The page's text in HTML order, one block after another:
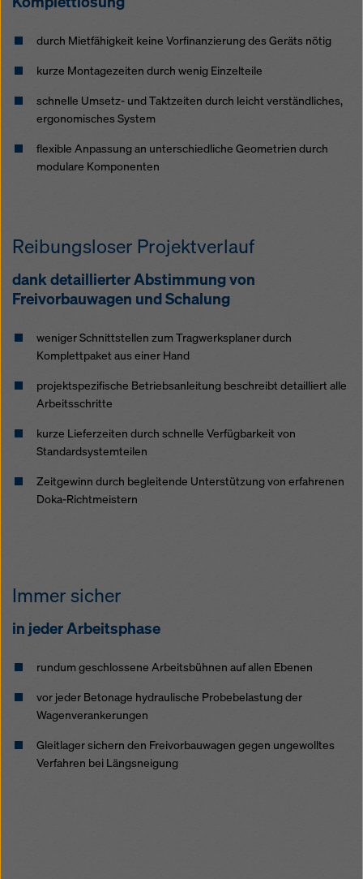
durch Mietfähigkeit keine Vorfinanzierung des Geräts nötig
kurze Montagezeiten durch wenig Einzelteile
schnelle Umsetz- und Taktzeiten durch leicht verständliches,
ergonomisches System
flexible Anpassung an unterschiedliche Geometrien durch
modulare Komponenten
Reibungsloser Projektverlauf
dank detaillierter Abstimmung von
Freivorbauwagen und Schalung
weniger Schnittstellen zum Tragwerksplaner durch
Komplettpaket aus einer Hand
projektspezifische Betriebsanleitung beschreibt detailliert alle
Arbeitsschritte
kurze Lieferzeiten durch schnelle Verfügbarkeit von
Standardsystemteilen
Zeitgewinn durch begleitende Unterstützung von erfahrenen
Doka-Richtmeistern
Immer sicher
in jeder Arbeitsphase
rundum geschlossene Arbeitsbühnen auf allen Ebenen
vor jeder Betonage hydraulische Probebelastung der
Wagenverankerungen
Gleitlager sichern den Freivorbauwagen gegen ungewolltes
Verfahren bei Längsneigung
Überwachungszwecken unterliegen und dagegen
stehen. Sie können alle einwilligungspflichtigen
oder IhreCookie Einstellungenanpassen, indem Sie
auf Cookie Einstellungen am Ende dieser Website
klicken und die entsprechenden Checkboxen
verwenden. Sie können Ihre Einwilligung jederzeit
grundlos mit Wirkung für die Zukunft widerrufen,
indem Sie zB aufCookie Einstellungen
auch die Möglichkeit, Ihre Cookies auszuwählen